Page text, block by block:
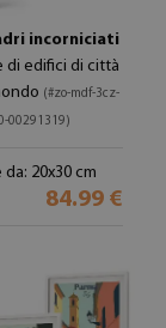
incorniciati
di edifici di città
(#zo-mdf-3cz-
00291319)
20x30 cm
84.99 €